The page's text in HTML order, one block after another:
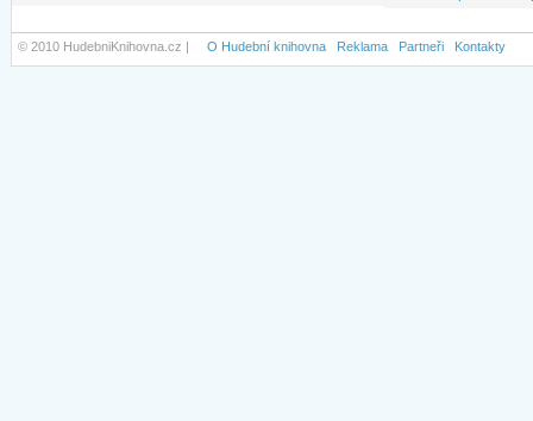
© 2010 HudebniKnihovna.cz | O Hudební knihovna Reklama Partneři Kontakty